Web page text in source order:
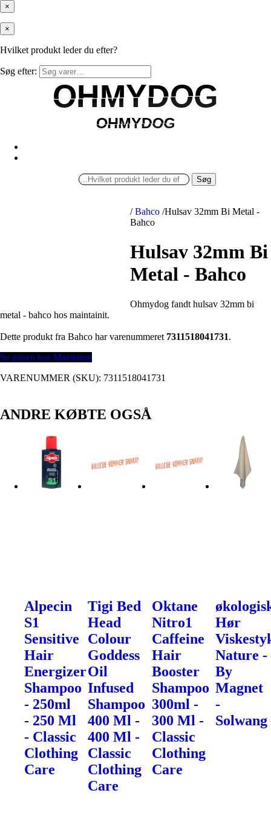
×
×
Hvilket produkt leder du efter?
Søg efter:
OHMYDOG
OHMYDOG
OHMYDOG
OHMYDOG
Søg
/ Bahco /Hulsav 32mm Bi Metal -
Bahco
Hulsav 32mm Bi
Metal - Bahco
Ohmydog fandt hulsav 32mm bi
metal - bahco hos maintainit.
Dette produkt fra Bahco har varenummeret 7311518041731.
Se prisen hos Maintainit
VARENUMMER (SKU): 7311518041731
ANDRE KØBTE OGSÅ
Alpecin
S1
Sensitive
Hair
Energizer
Shampoo
- 250ml
- 250 Ml
- Classic
Clothing
Care
Tigi Bed
Head
Colour
Goddess
Oil
Infused
Shampoo
400 Ml -
400 Ml -
Classic
Clothing
Care
Oktane
Nitro1
Caffeine
Hair
Booster
Shampoo
300ml -
300 Ml -
Classic
Clothing
Care
Hør
Nature -
By
Magnet
-
Solwang